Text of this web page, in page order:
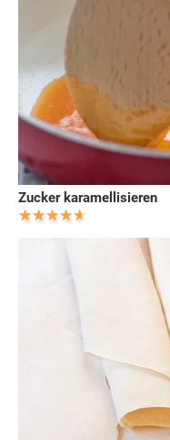
Zucker karamellisieren